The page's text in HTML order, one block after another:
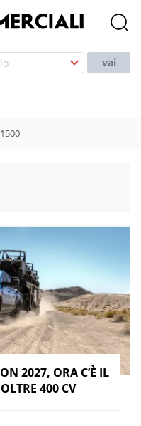
vai
2027, ORA C’È IL
400 CV